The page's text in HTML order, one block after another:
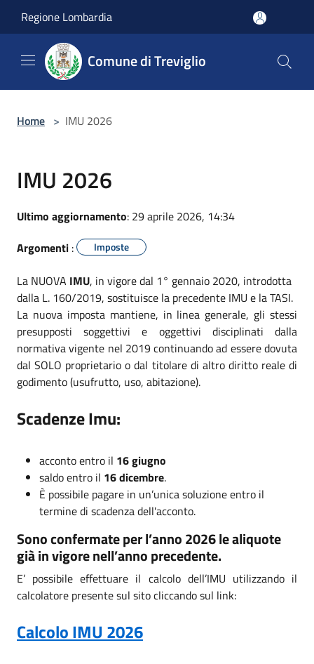
Regione Lombardia
Comune di Treviglio
Home > IMU 2026
IMU 2026
Ultimo aggiornamento: 29 aprile 2026, 14:34
Argomenti : Imposte
La NUOVA IMU, in vigore dal 1° gennaio 2020, introdotta
dalla L. 160/2019, sostituisce la precedente IMU e la TASI.
La nuova imposta mantiene, in linea generale, gli stessi
presupposti soggettivi e oggettivi disciplinati dalla
normativa vigente nel 2019 continuando ad essere dovuta
dal SOLO proprietario o dal titolare di altro diritto reale di
godimento (usufrutto, uso, abitazione).
Scadenze Imu:
acconto entro il 16 giugno
saldo entro il 16 dicembre.
È possibile pagare in un’unica soluzione entro il
termine di scadenza dell'acconto.
Sono confermate per l’anno 2026 le aliquote
già in vigore nell’anno precedente.
E’ possibile effettuare il calcolo dell’IMU utilizzando il
calcolatore presente sul sito cliccando sul link:
Calcolo IMU 2026